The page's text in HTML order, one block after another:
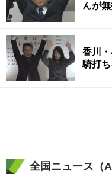
んが
香川
騎打
全国ニュース（